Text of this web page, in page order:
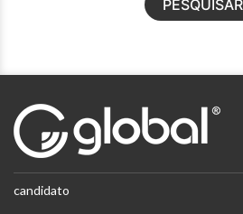
candidato